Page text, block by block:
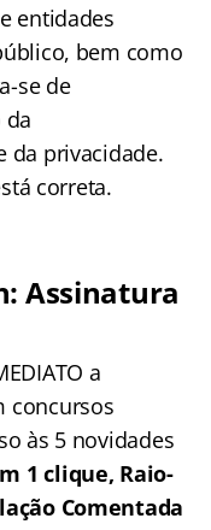
entidades
bem como
se de
da privacidade.
correta.
Assinatura
a
concursos
às 5 novidades
1 clique, Raio-
Comentada